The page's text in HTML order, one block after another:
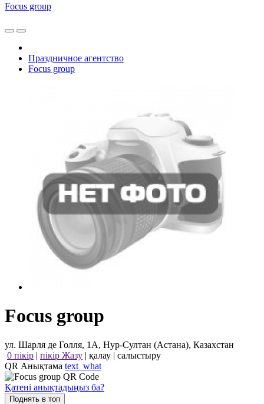
Focus group
Праздничное агентство
Focus group
Focus group
ул. Шарля де Голля, 1А, Нур-Султан (Астана), Казахстан
0 пікір | пікір Жазу | қалау | салыстыру
QR Анықтама text_what
Қатені анықтадыңыз ба?
Поднять в топ